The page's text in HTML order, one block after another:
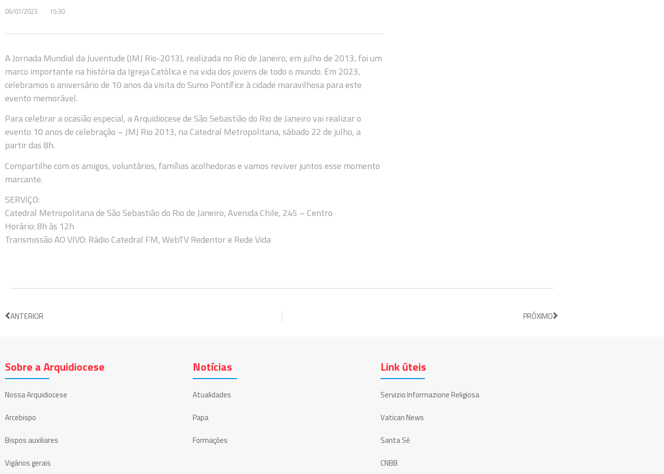
06/07/2023 15:30
A Jornada Mundial da Juventude (JMJ Rio-2013), realizada no Rio de Janeiro, em julho de 2013, foi um
marco importante na história da Igreja Católica e na vida dos jovens de todo o mundo. Em 2023,
celebramos o aniversário de 10 anos da visita do Sumo Pontífice à cidade maravilhosa para este
evento memorável.
Para celebrar a ocasião especial, a Arquidiocese de São Sebastião do Rio de Janeiro vai realizar o
evento 10 anos de celebração – JMJ Rio 2013, na Catedral Metropolitana, sábado 22 de julho, a
partir das 8h.
Compartilhe com os amigos, voluntários, famílias acolhedoras e vamos reviver juntos esse momento
marcante.
SERVIÇO:
Catedral Metropolitana de São Sebastião do Rio de Janeiro, Avenida Chile, 245 – Centro
Horário: 8h às 12h
Transmissão AO VIVO: Rádio Catedral FM, WebTV Redentor e Rede Vida
ANTERIOR PRÓXIMO
Sobre a Arquidiocese
Nossa Arquidiocese
Arcebispo
Bispos auxiliares
Vigários gerais
Notícias
Atualidades
Papa
Formações
Link úteis
Servizio Informazione Religiosa
Vatican News
Santa Sé
CNBB